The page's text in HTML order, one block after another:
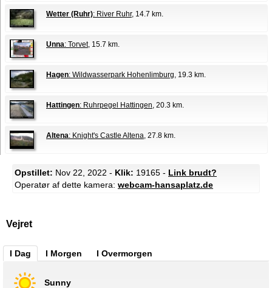
Wetter (Ruhr): River Ruhr, 14.7 km.
Unna: Torvet, 15.7 km.
Hagen: Wildwasserpark Hohenlimburg, 19.3 km.
Hattingen: Ruhrpegel Hattingen, 20.3 km.
Altena: Knight's Castle Altena, 27.8 km.
Opstillet: Nov 22, 2022 - Klik: 19165 - Link brudt?
Operatør af dette kamera: webcam-hansaplatz.de
Vejret
I Dag I Morgen I Overmorgen
Sunny